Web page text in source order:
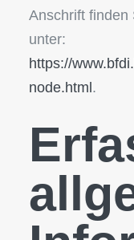
Anschrift finden
unter:
https://
node.html.